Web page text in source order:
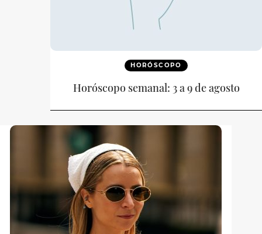
HORÓSCOPO
Horóscopo semanal: 3 a 9 de agosto